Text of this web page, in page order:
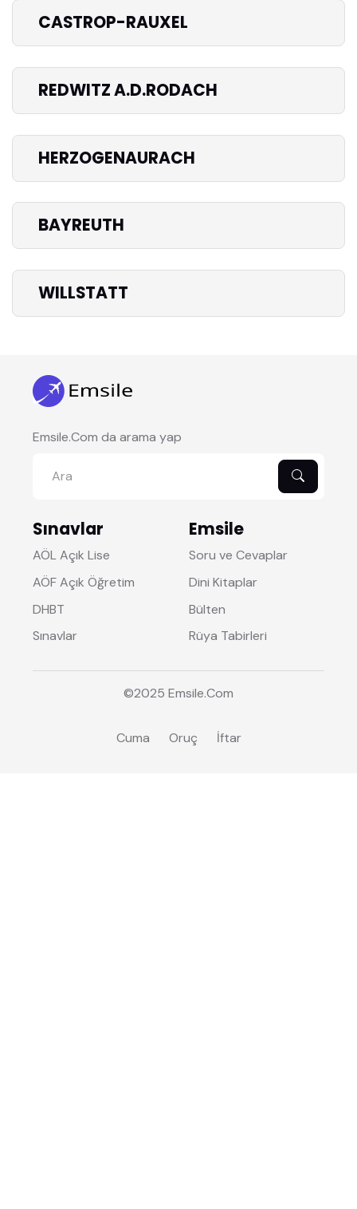
CASTROP-RAUXEL
REDWITZ A.D.RODACH
HERZOGENAURACH
BAYREUTH
WILLSTATT
Emsile.Com da arama yap
Sınavlar
AÖL Açık Lise
AÖF Açık Öğretim
DHBT
Sınavlar
Emsile
Soru ve Cevaplar
Dini Kitaplar
Bülten
Rüya Tabirleri
©2025 Emsile.Com
Cuma Oruç İftar